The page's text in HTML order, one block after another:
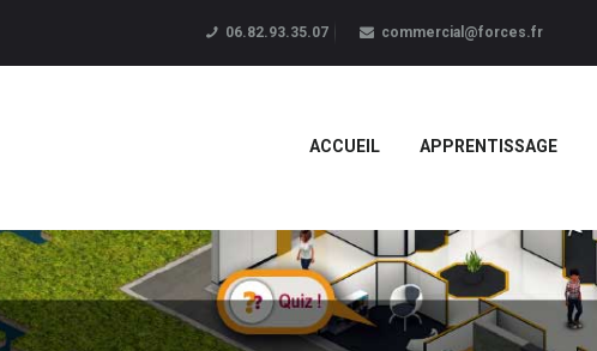
06.82.93.35.07 commercial@forces.fr
ACCUEIL APPRENTISSAGE